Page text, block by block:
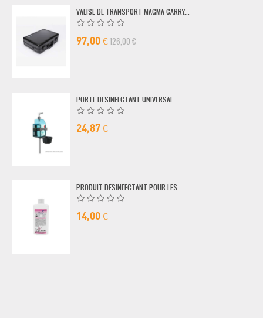
VALISE DE TRANSPORT MAGMA CARRY...
97,00 €126,00 €
PORTE DESINFECTANT UNIVERSAL...
24,87 €
PRODUIT DESINFECTANT POUR LES...
14,00 €